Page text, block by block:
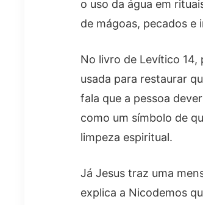
o uso da água em
de mágoas, pecados e
No livro de Levítico 14,
usada para restaurar
fala que a pessoa
como um símbolo de
limpeza espiritual.
Já Jesus traz uma
explica a Nicodemos